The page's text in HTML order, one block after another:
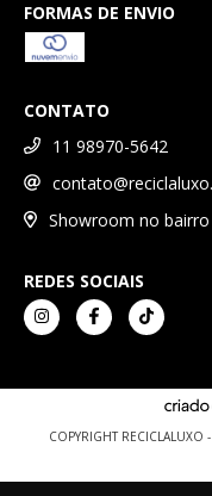
FORMAS DE ENVIO
CONTATO
11 98970-5642
Showroom no
REDES SOCIAIS
COPYRIGHT